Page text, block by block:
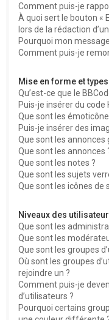
Comment puis-je
À quoi sert le bouton «
lors de la rédaction
Pourquoi mon
Comment puis-je
Mise en forme et
Qu’est-ce que le
Puis-je insérer du code
Que sont les
Puis-je insérer des
Que sont les annonces
Que sont les annonces
Que sont les notes ?
Que sont les sujets
Que sont les icônes de
Niveaux des
Que sont les
Que sont les
Que sont les groupes
Où sont les groupes
rejoindre un ?
Comment puis-je
d’utilisateurs ?
Pourquoi certains